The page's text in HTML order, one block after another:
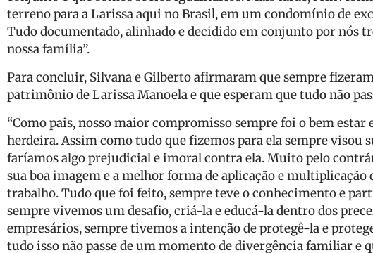
terreno para a Larissa aqui no Brasil, em um condomínio de
Tudo documentado, alinhado e decidido em conjunto por nós
nossa família”.
Para concluir, Silvana e Gilberto afirmaram que sempre
patrimônio de Larissa Manoela e que esperam que tudo não
“Como pais, nosso maior compromisso sempre foi o bem estar
herdeira. Assim como tudo que fizemos para ela sempre visou
faríamos algo prejudicial e imoral contra ela. Muito pelo
sua boa imagem e a melhor forma de aplicação e multiplicação
trabalho. Tudo que foi feito, sempre teve o conhecimento e
sempre vivemos um desafio, criá-la e educá-la dentro dos
empresários, sempre tivemos a intenção de protegê-la e
tudo isso não passe de um momento de divergência familiar e